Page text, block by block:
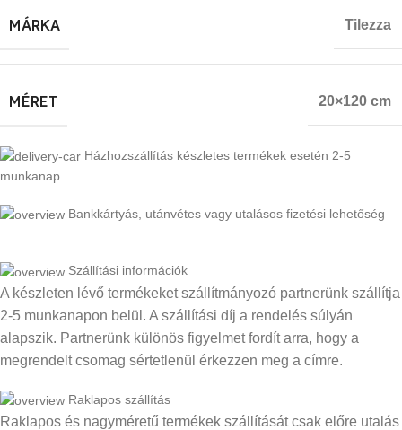
MÁRKA Tilezza
MÉRET 20×120 cm
Házhozszállítás készletes termékek esetén 2-5
munkanap
Bankkártyás, utánvétes vagy utalásos fizetési lehetőség
Szállítási információk
A készleten lévő termékeket szállítmányozó partnerünk szállítja
2-5 munkanapon belül. A szállítási díj a rendelés súlyán
alapszik. Partnerünk különös figyelmet fordít arra, hogy a
megrendelt csomag sértetlenül érkezzen meg a címre.
Raklapos szállítás
Raklapos és nagyméretű termékek szállítását csak előre utalás